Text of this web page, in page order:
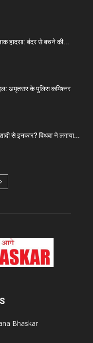
हादसा: बंदर से बचने की...
अमृतसर के पुलिस कमिश्नर
से इनकार? विधवा ने लगाया...
Bhaskar